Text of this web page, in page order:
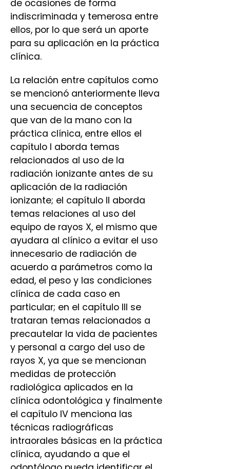
de ocasiones de forma
indiscriminada y temerosa entre
ellos, por lo que será un aporte
para su aplicación en la práctica
clínica.
La relación entre capítulos como
se mencionó anteriormente lleva
una secuencia de conceptos
que van de la mano con la
práctica clínica, entre ellos el
capítulo I aborda temas
relacionados al uso de la
radiación ionizante antes de su
aplicación de la radiación
ionizante; el capítulo II aborda
temas relaciones al uso del
equipo de rayos X, el mismo que
ayudara al clínico a evitar el uso
innecesario de radiación de
acuerdo a parámetros como la
edad, el peso y las condiciones
clínica de cada caso en
particular; en el capítulo III se
trataran temas relacionados a
precautelar la vida de pacientes
y personal a cargo del uso de
rayos X, ya que se mencionan
medidas de protección
radiológica aplicados en la
clínica odontológica y finalmente
el capítulo IV menciona las
técnicas radiográficas
intraorales básicas en la práctica
clínica, ayudando a que el